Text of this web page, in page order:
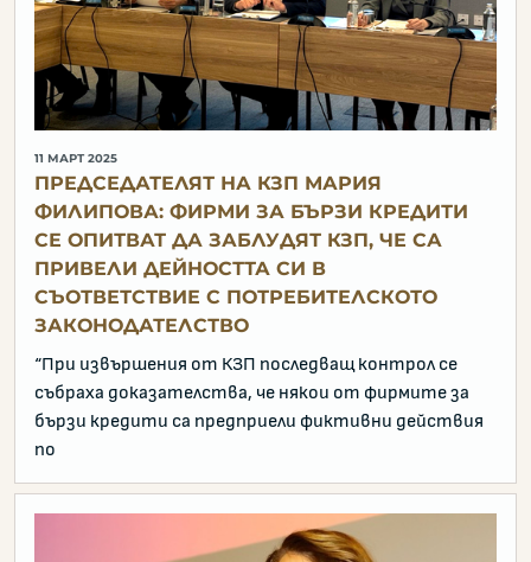
11 МАРТ 2025
ПРЕДСЕДАТЕЛЯТ НА КЗП МАРИЯ
ФИЛИПОВА: ФИРМИ ЗА БЪРЗИ КРЕДИТИ
СЕ ОПИТВАТ ДА ЗАБЛУДЯТ КЗП, ЧЕ СА
ПРИВЕЛИ ДЕЙНОСТТА СИ В
СЪОТВЕТСТВИЕ С ПОТРЕБИТЕЛСКОТО
ЗАКОНОДАТЕЛСТВО
“При извършения от КЗП последващ контрол се
събраха доказателства, че някои от фирмите за
бързи кредити са предприели фиктивни действия
по